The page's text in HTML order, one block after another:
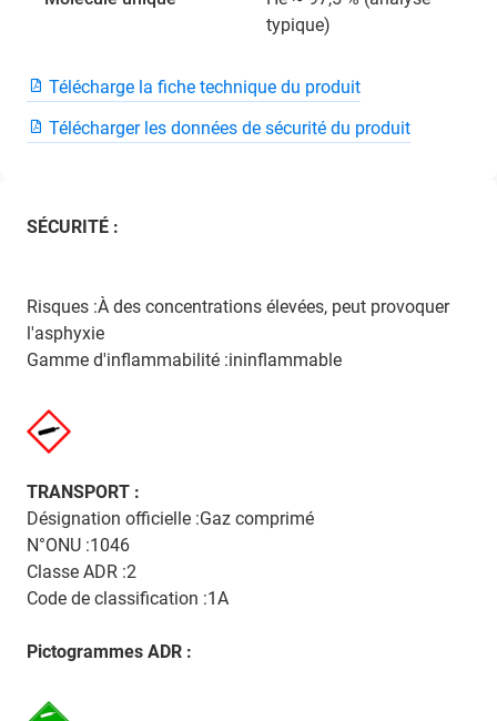
typique)
Télécharge la fiche technique du produit
Télécharger les données de sécurité du produit
SÉCURITÉ :
Risques :À des concentrations élevées, peut provoquer
l'asphyxie
Gamme d'inflammabilité :ininflammable
TRANSPORT :
Désignation officielle :Gaz comprimé
N°ONU :1046
Classe ADR :2
Code de classification :1A
Pictogrammes ADR :